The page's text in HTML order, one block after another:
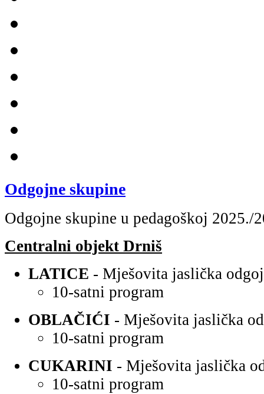
Odgojne skupine
Odgojne skupine u pedagoškoj 2025./
Centralni objekt Drniš
LATICE - Mješovita jaslička
10-satni program
OBLAČIĆI - Mješovita jaslička
10-satni program
CUKARINI - Mješovita jaslička
10-satni program